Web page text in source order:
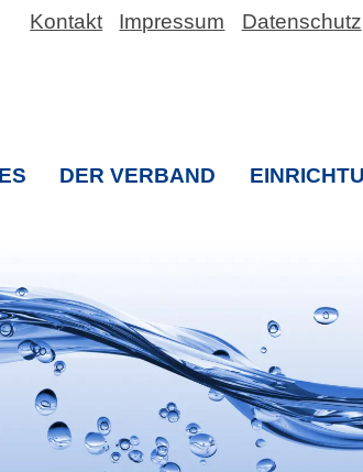
Kontakt Impressum Datenschutz
DER VERBAND